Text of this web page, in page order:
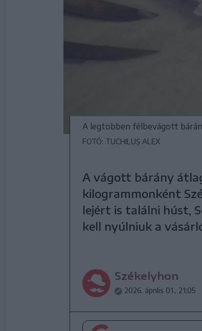
A legtöbben félbevágott
FOTÓ: TUCHILUȘ ALEX
A vágott bárány
kilogrammonként
lejért is találni húst,
kell nyúlniuk a
Székelyhon
2026. április 01., 21:05